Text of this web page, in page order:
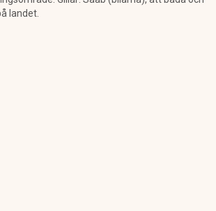
landet.